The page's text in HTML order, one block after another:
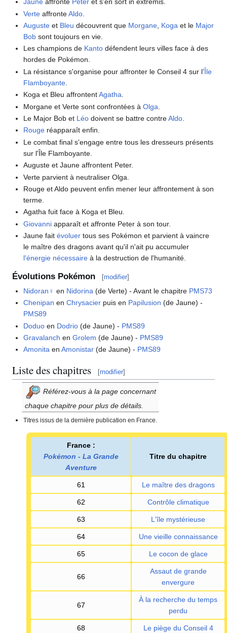
Jaune affronte Peter et s'en sort in extremis.
Verte affronteAldo
Auguste et Bleu découvrent que Morgane Koga et le Major
Bob sont toujours en vie.
Les champions de Kanto défendent leurs villes face à des
hordes de Pokémon.
La résistance s'organise pour affronter le Conseil 4 sur l’Île
Flamboyante
Koga et Bleu affrontentAgatha
Morgane et Verte sont confrontées àOlga
Le Major Bob et Léo doivent se battre contreAldo
Rouge réapparaît enfin.
Le combat final s'engage entre tous les dresseurs présents
sur l'Île Flamboyante.
Auguste et Jaune affrontent Peter.
Verte parvient à neutraliser Olga.
Rouge et Aldo peuvent enfin mener leur affrontement à son
terme.
Agatha fuit face à Koga et Bleu.
Giovanni apparaît et affronte Peter à son tour.
Jaune faitévoluer tous ses Pokémon et parvient à vaincre
le maître des dragons avant qu'il n'ait pu accumuler
l'énergie nécessaire à la destruction de l'humanité.
Évolutions Pokémon [modifier]
Nidoran♀ en Nidorina (de Verte) - Avant le chapitre PMS73
Chenipan enChrysacier puis en Papilusion (de Jaune) -
PMS89
Doduo en Dodrio (de Jaune) - PMS89
Gravalanch enGrolem (de Jaune) - PMS89
Amonita enAmonistar (de Jaune) - PMS89
Liste des chapitres [modifier]
Référez-vous à la page concernant
chaque chapitre pour plus de détails.
Titres issus de la dernière publication en France.
France :
Pokémon - La Grande
Aventure
Titre du chapitre
61 Le maître des dragons
62 Contrôle climatique
63 L'île mystérieuse
64 Une vieille connaissance
65 Le cocon de glace
66
Assaut de grande
envergure
67
À la recherche du temps
perdu
68 Le piège du Conseil 4